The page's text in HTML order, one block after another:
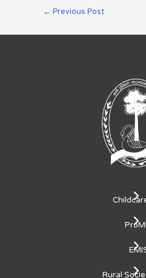
← Previous Post
Rural